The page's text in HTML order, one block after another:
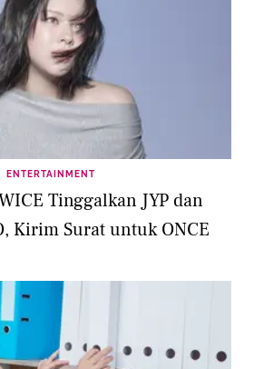
ENTERTAINMENT
Tinggalkan JYP dan
Kirim Surat untuk ONCE